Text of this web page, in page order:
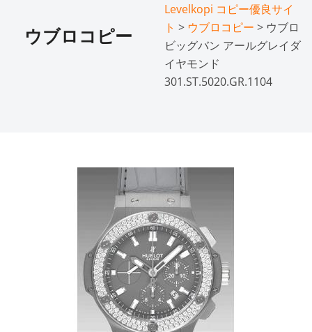
ウブロコピー
Levelkopi コピー優良サイ
ト > ウブロコピー > ウブロ
ビッグバン アールグレイダ
イヤモンド
301.ST.5020.GR.1104